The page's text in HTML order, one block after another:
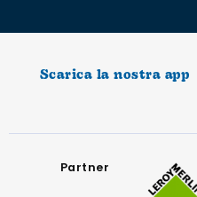
Scarica la nostra app
Partner